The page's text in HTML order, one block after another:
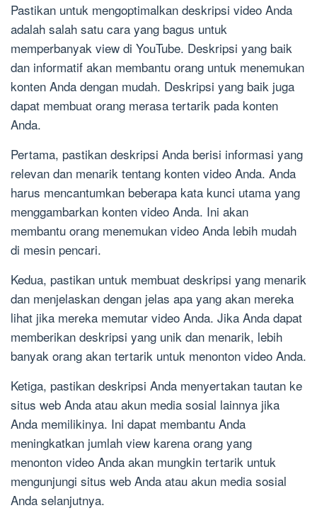
Pastikan untuk mengoptimalkan deskripsi video Anda
adalah salah satu cara yang bagus untuk
memperbanyak view di YouTube. Deskripsi yang baik
dan informatif akan membantu orang untuk menemukan
konten Anda dengan mudah. Deskripsi yang baik juga
dapat membuat orang merasa tertarik pada konten
Anda.
Pertama, pastikan deskripsi Anda berisi informasi yang
relevan dan menarik tentang konten video Anda. Anda
harus mencantumkan beberapa kata kunci utama yang
menggambarkan konten video Anda. Ini akan
membantu orang menemukan video Anda lebih mudah
di mesin pencari.
Kedua, pastikan untuk membuat deskripsi yang menarik
dan menjelaskan dengan jelas apa yang akan mereka
lihat jika mereka memutar video Anda. Jika Anda dapat
memberikan deskripsi yang unik dan menarik, lebih
banyak orang akan tertarik untuk menonton video Anda.
Ketiga, pastikan deskripsi Anda menyertakan tautan ke
situs web Anda atau akun media sosial lainnya jika
Anda memilikinya. Ini dapat membantu Anda
meningkatkan jumlah view karena orang yang
menonton video Anda akan mungkin tertarik untuk
mengunjungi situs web Anda atau akun media sosial
Anda selanjutnya.